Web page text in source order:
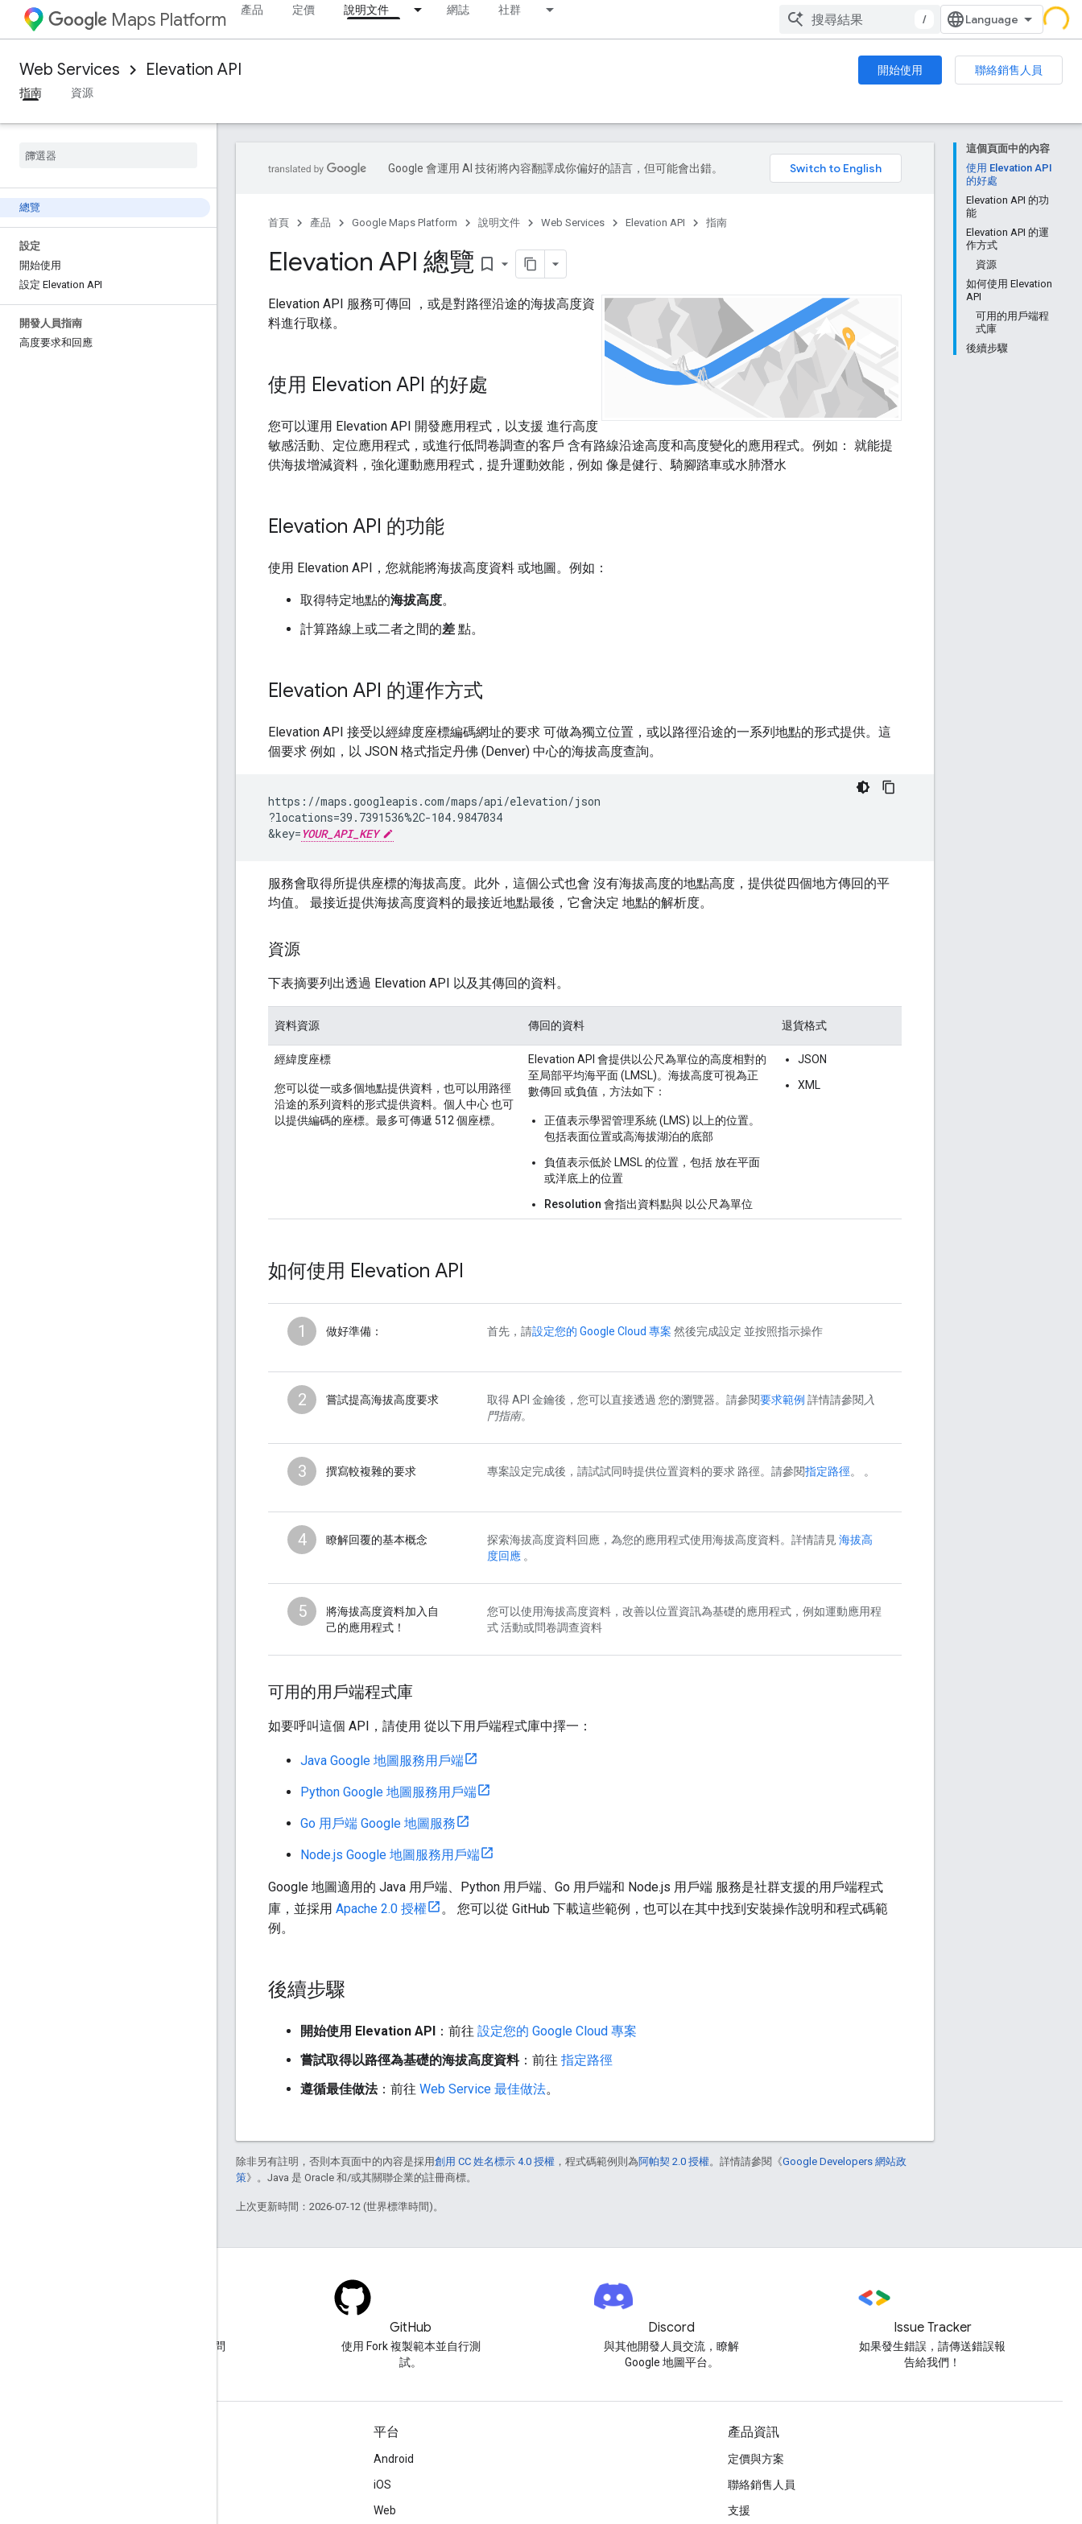
Maps Platform 產品 定價 說明文件 網誌 社群
/
Web Services Elevation API 開始使用
聯絡銷售人員
指南
資源
總覽
設定
開始使用
設定 Elevation API
開發人員指南
高度要求和回應
這個頁面中的內容
使用 Elevation API
的好處
Elevation API 的功
能
Elevation API 的運
作方式
資源
如何使用 Elevation
API
可用的用戶端程
式庫
後續步驟
Google 會運用 AI 技術將內容翻譯成你偏好的語言，但可能會出錯。
首頁 產品 Google Maps Platform 說明文件 Web Services Elevation API 指南
Elevation API 總覽 bookmark_border
Elevation API 服務可傳回 ，或是對路徑沿途的海拔高度資
料進行取樣。
使用 Elevation API 的好處
您可以運用 Elevation API 開發應用程式，以支援 進行高度
敏感活動、定位應用程式，或進行低問卷調查的客戶 含有路線沿途高度和高度變化的應用程式。例如： 就能提
供海拔增減資料，強化運動應用程式，提升運動效能，例如 像是健行、騎腳踏車或水肺潛水
Elevation API 的功能
使用 Elevation API，您就能將海拔高度資料 或地圖。例如：
取得特定地點的海拔高度。
計算路線上或二者之間的差 點。
Elevation API 的運作方式
Elevation API 接受以經緯度座標編碼網址的要求 可做為獨立位置，或以路徑沿途的一系列地點的形式提供。這
個要求 例如，以 JSON 格式指定丹佛 (Denver) 中心的海拔高度查詢。
  https://maps.googleapis.com/maps/api/elevation/json
  ?locations=39.7391536%2C-104.9847034
  &key=
YOUR_API_KEY
服務會取得所提供座標的海拔高度。此外，這個公式也會 沒有海拔高度的地點高度，提供從四個地方傳回的平
均值。 最接近提供海拔高度資料的最接近地點最後，它會決定 地點的解析度。
資源
下表摘要列出透過 Elevation API 以及其傳回的資料。
資料資源 傳回的資料 退貨格式
經緯度座標
您可以從一或多個地點提供資料，也可以用路徑
沿途的系列資料的形式提供資料。個人中心 也可
以提供編碼的座標。最多可傳遞 512 個座標。
Elevation API 會提供以公尺為單位的高度相對的
至局部平均海平面(LMSL)。海拔高度可視為正
數傳回 或負值，方法如下：
正值表示學習管理系統 (LMS) 以上的位置。
包括表面位置或高海拔湖泊的底部
負值表示低於 LMSL 的位置，包括 放在平面
或洋底上的位置
Resolution 會指出資料點與 以公尺為單位
JSON
XML
如何使用 Elevation API
1 做好準備 ： 首先，請設定您的 Google Cloud 專案 然後完成設定 並按照指示操作
2 嘗試提高海拔高度要求 取得 API 金鑰後，您可以直接透過 您的瀏覽器。請參閱要求範例 詳情請參閱 入
門指南。
3 撰寫較複雜的要求 專案設定完成後，請試試同時提供位置資料的要求 路徑。請參閱指定路徑。 。
4 瞭解回覆的基本概念 探索海拔高度資料回應，為您的應用程式使用海拔高度資料。詳情請見 海拔高
度回應 。
5
將海拔高度資料加入自
己的應用程式！
您可以使用海拔高度資料，改善以位置資訊為基礎的應用程式，例如運動應用程
式 活動或問卷調查資料
可用的用戶端程式庫
如要呼叫這個 API，請使用 從以下用戶端程式庫中擇一：
Java Google 地圖服務用戶端
Python Google 地圖服務用戶端
Go 用戶端 Google 地圖服務
Node.js Google 地圖服務用戶端
Google 地圖適用的 Java 用戶端、Python 用戶端、Go 用戶端和 Node.js 用戶端 服務是社群支援的用戶端程式
庫，並採用 Apache 2.0 授權
。 您可以從 GitHub 下載這些範例，也可以在其中找到安裝操作說明和程式碼範
例。
後續步驟
開始使用 Elevation API ：前往 設定您的 Google Cloud 專案
嘗試取得以路徑為基礎的海拔高度資料：前往 指定路徑
遵循最佳做法：前往 Web Service 最佳做法。
除非另有註明，否則本頁面中的內容是採用創用 CC 姓名標示 4.0 授權 ，程式碼範例則為阿帕契 2.0 授權。詳情請參閱《Google Developers 網站政
策》。Java 是 Oracle 和/或其關聯企業的註冊商標。
上次更新時間：2026-07-12 (世界標準時間)。
使用 google-maps 標記提出問
GitHub
使用 Fork 複製範本並自行測
試。
Discord
與其他開發人員交流，瞭解
Google 地圖平台。
Issue Tracker
如果發生錯誤，請傳送錯誤報
告給我們！
平台
Android
iOS
Web
產品資訊
定價與方案
聯絡銷售人員
支援